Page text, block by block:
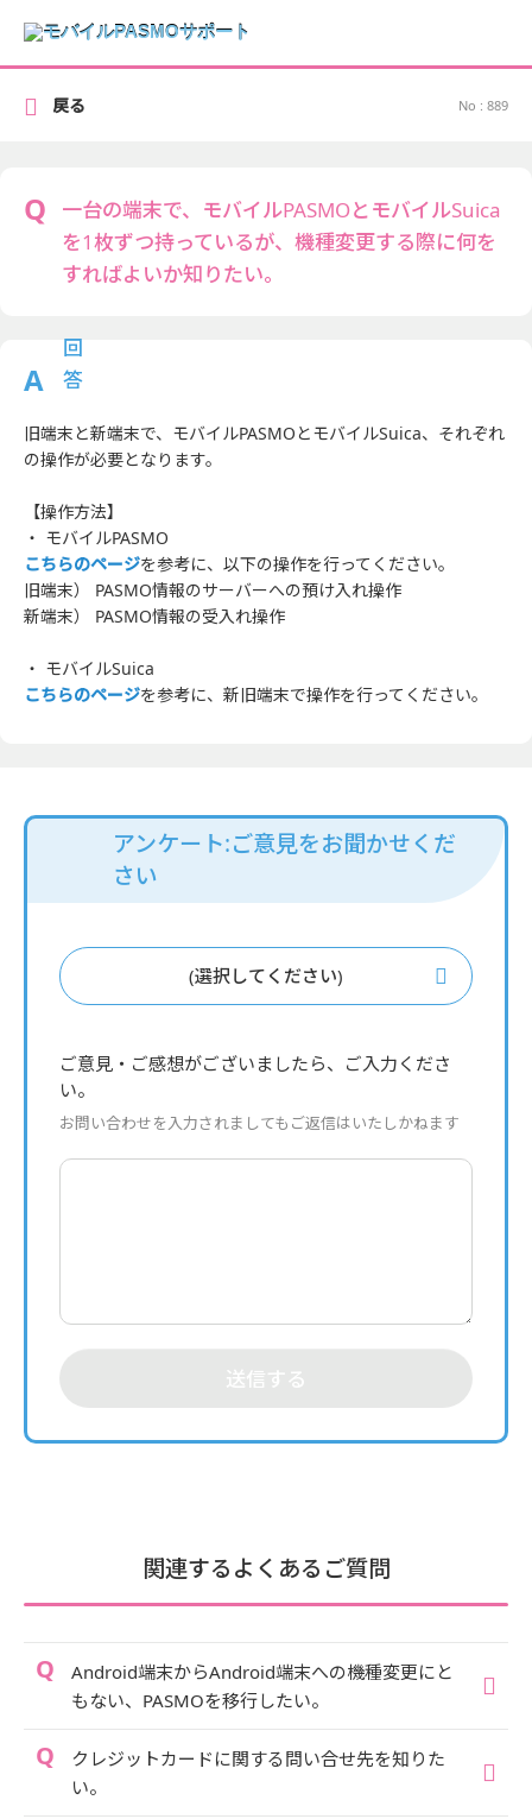
No : 889
一台の端末で、モバイルPASMOとモバイルSuica
を1枚ずつ持っているが、機種変更する際に何を
すればよいか知りたい。
旧端末と新端末で、モバイルPASMOとモバイルSuica、それぞれ
の操作が必要となります。
【操作方法】
・ モバイルPASMO
こちらのページを参考に、以下の操作を行ってください。
旧端末） PASMO情報のサーバーへの預け入れ操作
新端末） PASMO情報の受入れ操作
・ モバイルSuica
こちらのページを参考に、新旧端末で操作を行ってください。
戻る
アンケート:ご意見をお聞かせくだ
さい
(選択してください)
ご意見・ご感想がございましたら、ご入力くださ
い。
お問い合わせを入力されましてもご返信はいたしかねます
送信する
関連するよくあるご質問
Android端末からAndroid端末への機種変更にと
もない、PASMOを移行したい。
クレジットカードに関する問い合せ先を知りた
い。